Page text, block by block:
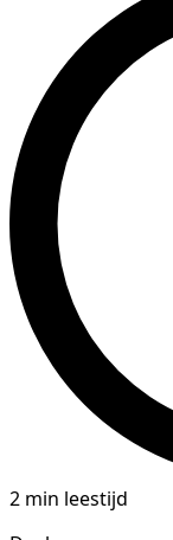
2 min leestijd